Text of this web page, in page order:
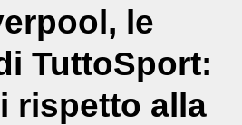
le
TuttoSport:
rispetto alla